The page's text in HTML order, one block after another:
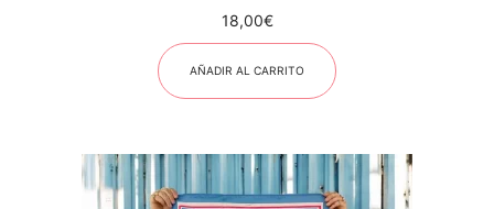
18,00€
AÑADIR AL CARRITO